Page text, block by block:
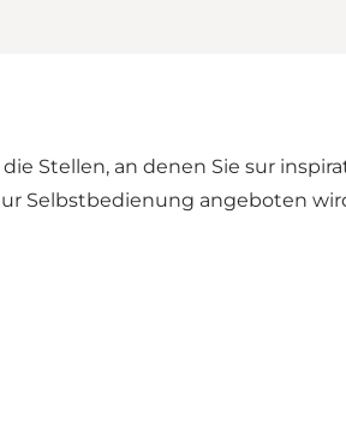
Stellen, an denen Sie sur
Selbstbedienung angeboten